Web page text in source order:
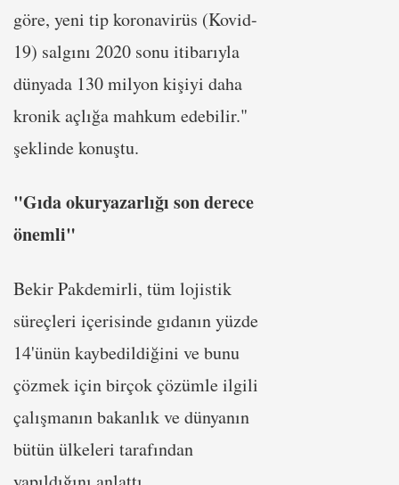
göre, yeni tip koronavirüs (Kovid-
19) salgını 2020 sonu itibarıyla
dünyada 130 milyon kişiyi daha
kronik açlığa mahkum edebilir."
şeklinde konuştu.
"Gıda okuryazarlığı son derece
önemli"
Bekir Pakdemirli, tüm lojistik
süreçleri içerisinde gıdanın yüzde
14'ünün kaybedildiğini ve bunu
çözmek için birçok çözümle ilgili
çalışmanın bakanlık ve dünyanın
bütün ülkeleri tarafından